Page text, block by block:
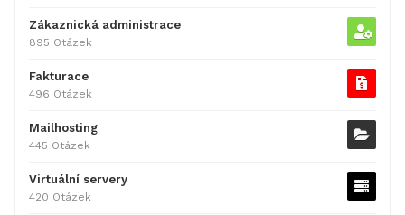
Zákaznická administrace
895 Otázek
Fakturace
496 Otázek
Mailhosting
445 Otázek
Virtuální servery
420 Otázek